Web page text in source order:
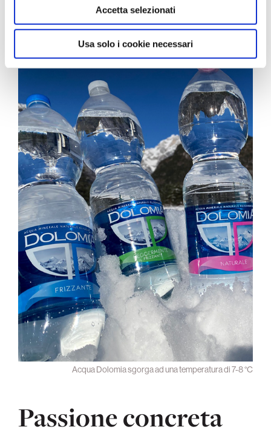
raccolto dal suo utilizzo dei loro servizi.
Accetta selezionati
Usa solo i cookie necessari
potranno così constatare gli effetti benefici per
l’organismo».
Acqua Dolomia sgorga ad una temperatura di 7-8 °C
Passione concreta